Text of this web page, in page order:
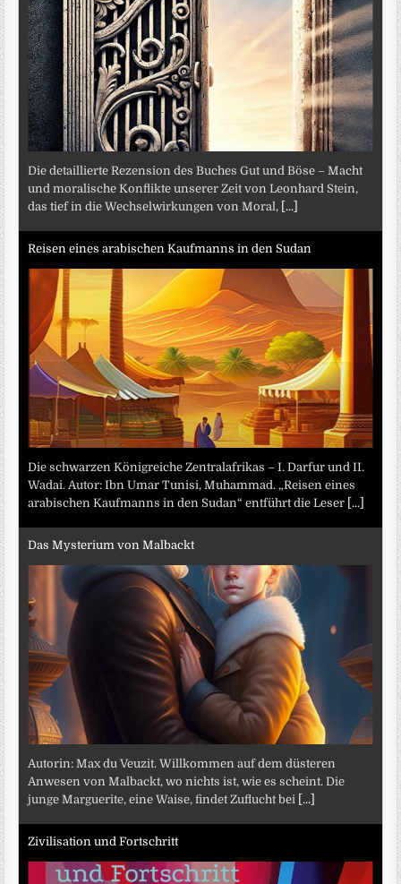
Die detaillierte Rezension des Buches Gut und Böse – Macht
und moralische Konflikte unserer Zeit von Leonhard Stein,
das tief in die Wechselwirkungen von Moral, [...]
Reisen eines arabischen Kaufmanns in den Sudan
Die schwarzen Königreiche Zentralafrikas – I. Darfur und II.
Wadai. Autor: Ibn Umar Tunisi, Muhammad. „Reisen eines
arabischen Kaufmanns in den Sudan“ entführt die Leser [...]
Das Mysterium von Malbackt
Autorin: Max du Veuzit. Willkommen auf dem düsteren
Anwesen von Malbackt, wo nichts ist, wie es scheint. Die
junge Marguerite, eine Waise, findet Zuflucht bei [...]
Zivilisation und Fortschritt